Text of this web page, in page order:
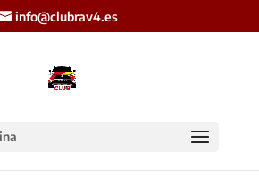
info@clubrav4.es